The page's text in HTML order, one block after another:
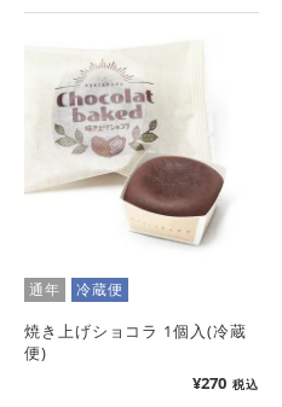
通年 冷蔵便
焼き上げショコラ 1個入(冷蔵
便)
¥270 税込